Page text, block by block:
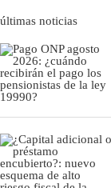
últimas noticias